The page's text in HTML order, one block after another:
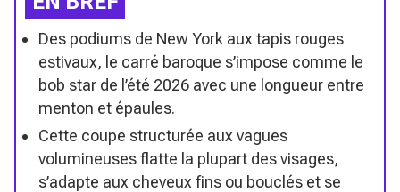
Des podiums de New York aux tapis rouges
estivaux, le carré baroque s’impose comme le
bob star de l’été 2026 avec une longueur entre
menton et épaules.
Cette coupe structurée aux vagues
volumineuses flatte la plupart des visages,
s’adapte aux cheveux fins ou bouclés et se